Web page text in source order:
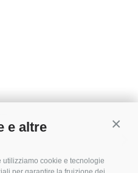
e altre
utilizziamo cookie e tecnologie